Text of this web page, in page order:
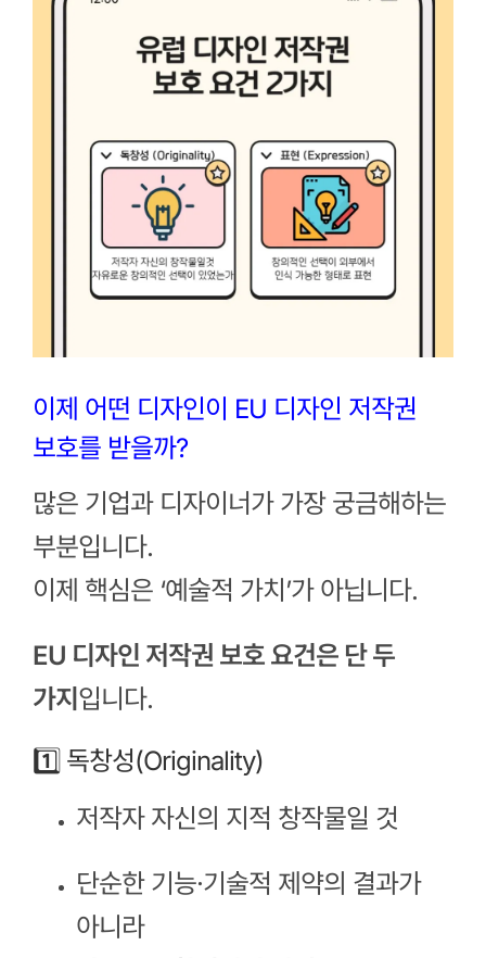
이제 어떤 디자인이 EU 디자인 저작권
보호를 받을까?
많은 기업과 디자이너가 가장 궁금해하는
부분입니다.
이제 핵심은 ‘예술적 가치’가 아닙니다.
EU 디자인 저작권 보호 요건은 단 두
가지 입니다.
1️⃣ 독창성(Originality)
저작자 자신의 지적 창작물일 것
단순한 기능·기술적 제약의 결과가
아니라